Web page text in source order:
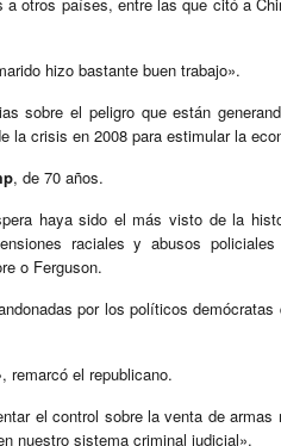
hizo bastante buen trabajo».
sobre el peligro que están
la crisis en 2008 para estimular la
, de 70 años.
haya sido el más visto de la
raciales y abusos
o Ferguson.
por los políticos demócratas
remarcó el republicano.
el control sobre la venta de
nuestro sistema criminal judicial».